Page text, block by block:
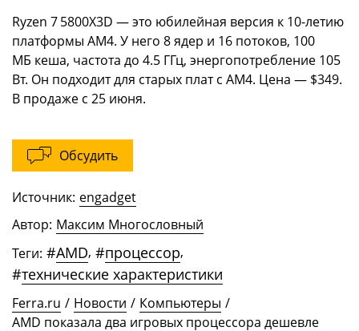
Ryzen 7 5800X3D — это юбилейная версия к 10-летию
платформы AM4. У него 8 ядер и 16 потоков, 100
МБ кеша, частота до 4.5 ГГц, энергопотребление 105
Вт. Он подходит для старых плат c AM4. Цена — $349.
В продаже с 25 июня.
Обсудить
Источник: engadget
Автор: Максим Многословный
Теги: #AMD, #процессор,
#технические характеристики
Ferra.ru / Новости / Компьютеры /
AMD показала два игровых процессора дешевле